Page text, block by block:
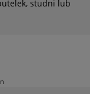
studni lub